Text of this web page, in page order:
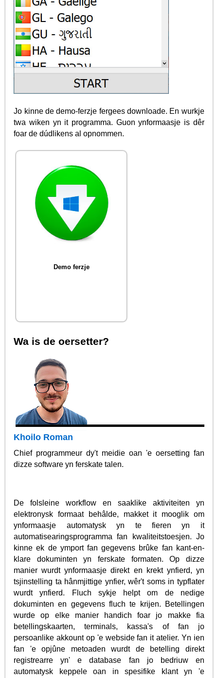
Jo kinne de demo-ferzje fergees downloade. En wurkje
twa wiken yn it programma. Guon ynformaasje is dêr
foar de dúdlikens al opnommen.
Demo ferzje
Wa is de oersetter?
Khoilo Roman
Chief programmeur dy't meidie oan 'e oersetting fan
dizze software yn ferskate talen.
De folsleine workflow en saaklike aktiviteiten yn
elektronysk formaat behâlde, makket it mooglik om
ynformaasje automatysk yn te fieren yn it
automatisearingsprogramma fan kwaliteitstoesjen. Jo
kinne ek de ymport fan gegevens brûke fan kant-en-
klare dokuminten yn ferskate formaten. Op dizze
manier wurdt ynformaasje direkt en krekt ynfierd, yn
tsjinstelling ta hânmjittige ynfier, wêr't soms in typflater
wurdt ynfierd. Fluch sykje helpt om de nedige
dokuminten en gegevens fluch te krijen. Betellingen
wurde op elke manier handich foar jo makke fia
betellingskaarten, terminals, kassa's of fan jo
persoanlike akkount op 'e webside fan it atelier. Yn ien
fan 'e opjûne metoaden wurdt de betelling direkt
registrearre yn' e database fan jo bedriuw en
automatysk keppele oan in spesifike klant yn 'e